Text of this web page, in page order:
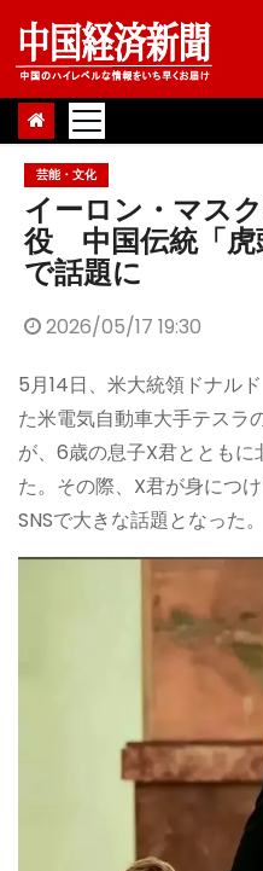
Skip
content
芸能・文化
イーロン・マス
役 中国伝統「虎
で話題に
2026/05/17 19:30
5月14日、米大統領ドナル
た米電気自動車大手テスラ
が、6歳の息子X君ととも
た。その際、X君が身につ
SNSで大きな話題となった。